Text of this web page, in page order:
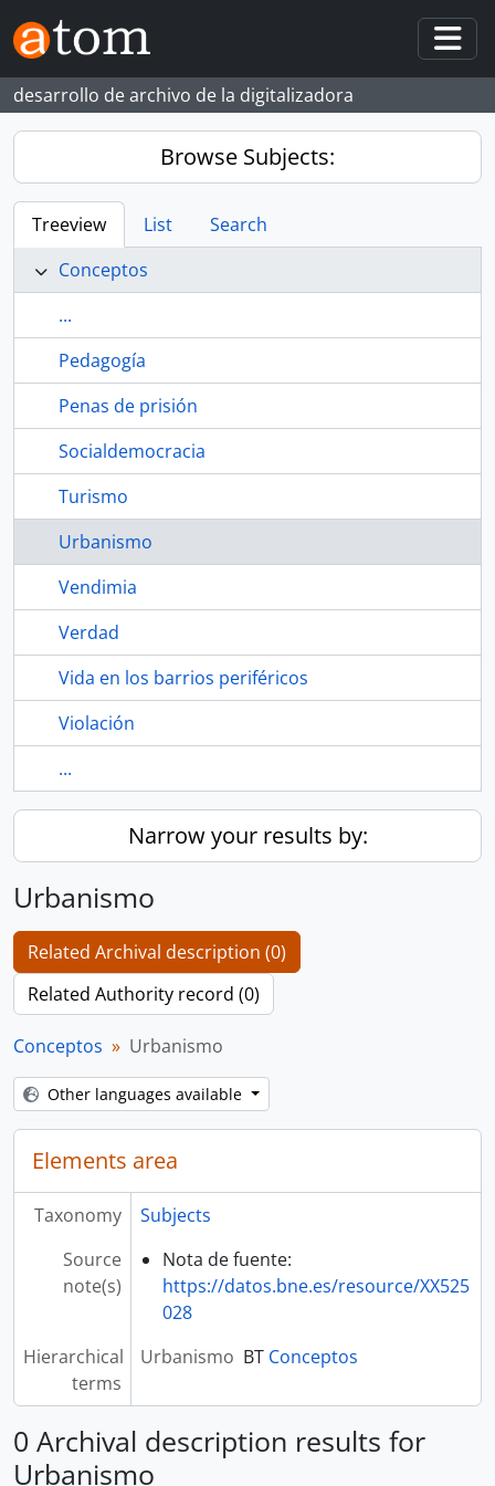
Skip to main content
desarrollo de archivo de la digitalizadora
Browse Subjects:
Treeview List
Search
Conceptos
...
Pedagogía
Penas de prisión
Socialdemocracia
Turismo
Urbanismo
Vendimia
Verdad
Vida en los barrios periféricos
Violación
...
Narrow your results by:
Urbanismo
Related Archival description (0)
Related Authority record (0)
Conceptos Urbanismo
Other languages available
Elements area
Taxonomy
Subjects
Source
note(s)
Nota de fuente:
https://datos.bne.es/resource/XX525
028
Hierarchical
terms
Urbanismo BT Conceptos
0 Archival description results for
Urbanismo